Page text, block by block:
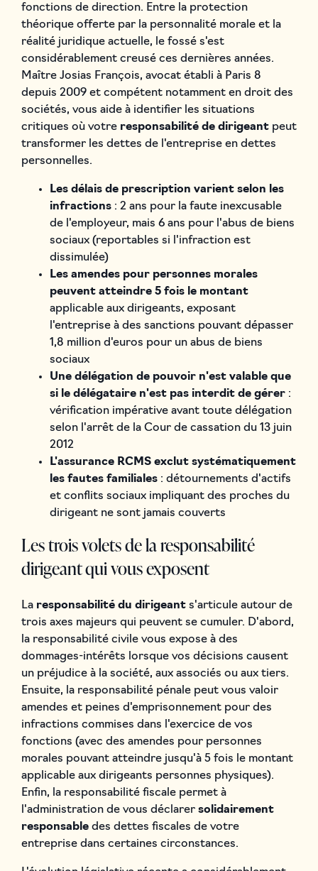
fonctions de direction. Entre la protection
théorique offerte par la personnalité morale et la
réalité juridique actuelle, le fossé s'est
considérablement creusé ces dernières années.
Maître Josias François, avocat établi à Paris 8
depuis 2009 et compétent notamment en droit des
sociétés, vous aide à identifier les situations
critiques où votre responsabilité de dirigeantpeut
transformer les dettes de l'entreprise en dettes
personnelles.
Les délais de prescription varient selon les
infractions: 2 ans pour la faute inexcusable
de l'employeur, mais 6 ans pour l'abus de biens
sociaux (reportables si l'infraction est
dissimulée)
Les amendes pour personnes morales
peuvent atteindre 5 fois le montant
applicable aux dirigeants, exposant
l'entreprise à des sanctions pouvant dépasser
1,8 million d'euros pour un abus de biens
sociaux
Une délégation de pouvoir n'est valable que
si le délégataire n'est pas interdit de gérer:
vérification impérative avant toute délégation
selon l'arrêt de la Cour de cassation du 13 juin
2012
L'assurance RCMS exclut systématiquement
les fautes familiales: détournements d'actifs
et conflits sociaux impliquant des proches du
dirigeant ne sont jamais couverts
Les trois volets de la responsabilité
dirigeant qui vous exposent
La responsabilité du dirigeants'articule autour de
trois axes majeurs qui peuvent se cumuler. D'abord,
la responsabilité civile vous expose à des
dommages-intérêts lorsque vos décisions causent
un préjudice à la société, aux associés ou aux tiers.
Ensuite, la responsabilité pénale peut vous valoir
amendes et peines d'emprisonnement pour des
infractions commises dans l'exercice de vos
fonctions (avec des amendes pour personnes
morales pouvant atteindre jusqu'à 5 fois le montant
applicable aux dirigeants personnes physiques).
Enfin, la responsabilité fiscale permet à
l'administration de vous déclarer solidairement
responsabledes dettes fiscales de votre
entreprise dans certaines circonstances.